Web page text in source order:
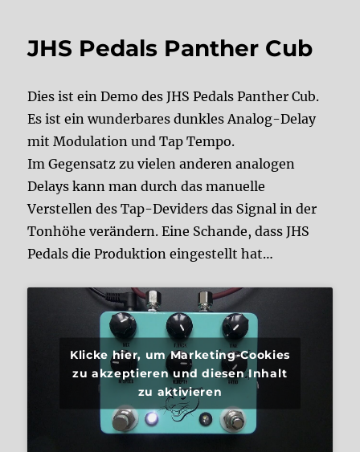
JHS Pedals Panther Cub
Dies ist ein Demo des JHS Pedals Panther Cub.
Es ist ein wunderbares dunkles Analog-Delay
mit Modulation und Tap Tempo.
Im Gegensatz zu vielen anderen analogen
Delays kann man durch das manuelle
Verstellen des Tap-Deviders das Signal in der
Tonhöhe verändern. Eine Schande, dass JHS
Pedals die Produktion eingestellt hat…
Klicke hier, um Marketing-Cookies
zu akzeptieren und diesen Inhalt
zu aktivieren